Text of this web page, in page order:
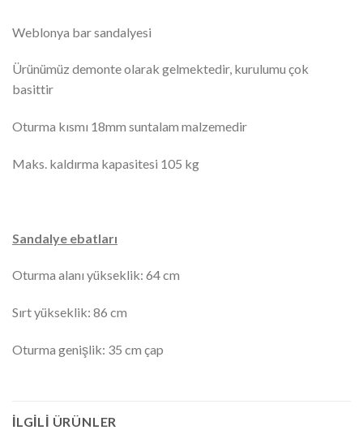
Weblonya bar sandalyesi
Ürünümüz demonte olarak gelmektedir, kurulumu çok
basittir
Oturma kısmı 18mm suntalam malzemedir
Maks. kaldırma kapasitesi 105 kg
Sandalye ebatları
Oturma alanı yükseklik: 64 cm
Sırt yükseklik: 86 cm
Oturma genişlik: 35 cm çap
İLGILI ÜRÜNLER